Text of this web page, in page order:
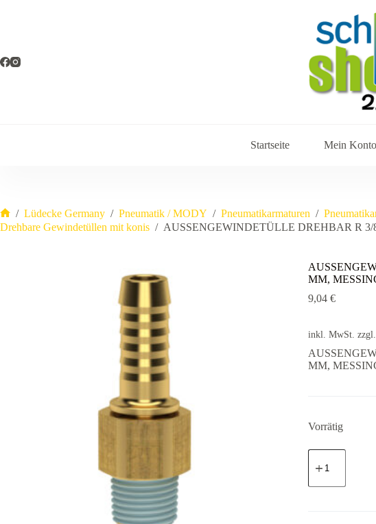
Startseite Mein Konto
Start
/ Lüdecke Germany / Pneumatik / MODY / Pneumatikarmaturen /
Drehbare Gewindetüllen mit konis / AUSSENGEWINDETÜLLE DREHBAR R 3/
MM,
9,04€
inkl. MwSt.
MM,
Vorrätig
DREHBAR
3/8"